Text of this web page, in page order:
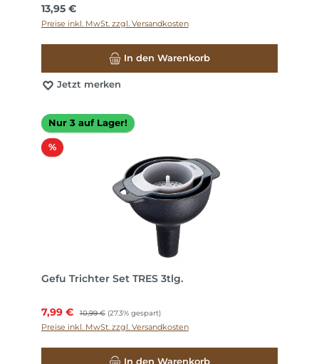
Regulärer Preis:
13,95 €
Preise inkl. MwSt. zzgl. Versandkosten
In den Warenkorb
Jetzt merken
Nur 3 auf Lager!
%Rabatt
Gefu Trichter Set TRES 3tlg.
Verkaufspreis:
7,99 € Regulärer Preis:
10,99 € (27.3% gespart)
Preise inkl. MwSt. zzgl. Versandkosten
In den Warenkorb